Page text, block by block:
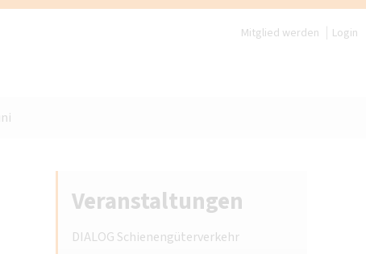
Mitglied werden Login
Veranstaltungen
DIALOG Schienengüterverkehr